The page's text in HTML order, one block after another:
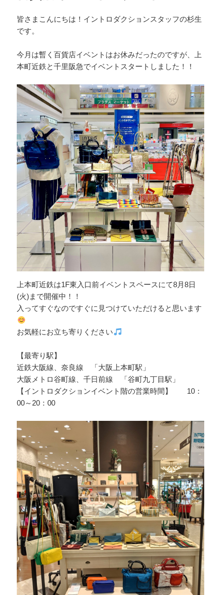
k
皆さまこんにちは！イントロダクションスタッフの杉生
です。
今月は暫く百貨店イベントはお休みだったのですが、上
本町近鉄と千里阪急でイベントスタートしました！！
上本町近鉄は1F東入口前イベントスペースにて8月8日
(火)まで開催中！！
入ってすぐなのですぐに見つけていただけると思います
お気軽にお立ち寄りください
【最寄り駅】
近鉄大阪線、奈良線 「大阪上本町駅」
大阪メトロ谷町線、千日前線 「谷町九丁目駅」
【イントロダクションイベント階の営業時間】 10：
00～20：00